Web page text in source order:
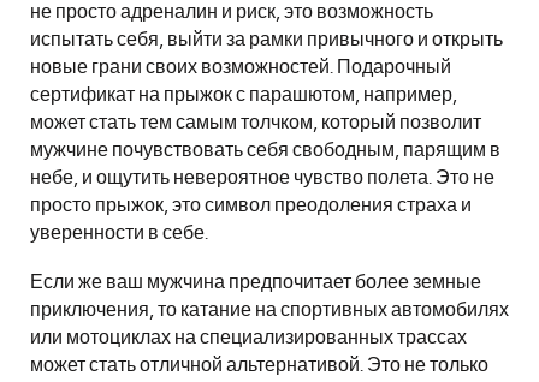
не просто адреналин и риск, это возможность
испытать себя, выйти за рамки привычного и открыть
новые грани своих возможностей. Подарочный
сертификат на прыжок с парашютом, например,
может стать тем самым толчком, который позволит
мужчине почувствовать себя свободным, парящим в
небе, и ощутить невероятное чувство полета. Это не
просто прыжок, это символ преодоления страха и
уверенности в себе.
Если же ваш мужчина предпочитает более земные
приключения, то катание на спортивных автомобилях
или мотоциклах на специализированных трассах
может стать отличной альтернативой. Это не только